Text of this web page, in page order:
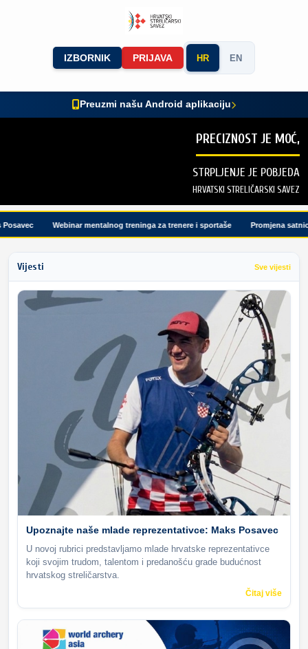
IZBORNIK PRIJAVA HR EN
Preuzmi našu Android aplikaciju
PRECIZNOST JE MOĆ,
STRPLJENJE JE POBJEDA
HRVATSKI STRELIČARSKI SAVEZ
Webinar mentalnog treninga za trenere i sportaše Promjena satnice
Vijesti Sve vijesti
Upoznajte naše mlade reprezentativce: Maks Posavec
U novoj rubrici predstavljamo mlade hrvatske reprezentativce
koji svojim trudom, talentom i predanošću grade budućnost
hrvatskog streličarstva.
Čitaj više